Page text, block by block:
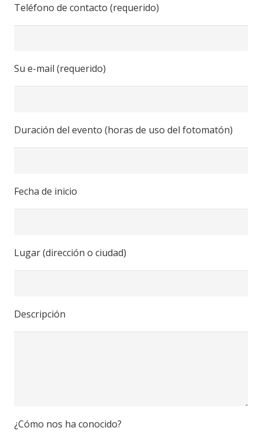
Teléfono de contacto (requerido)
Su e-mail (requerido)
Duración del evento (horas de uso del fotomatón)
Fecha de inicio
Lugar (dirección o ciudad)
Descripción
¿Cómo nos ha conocido?